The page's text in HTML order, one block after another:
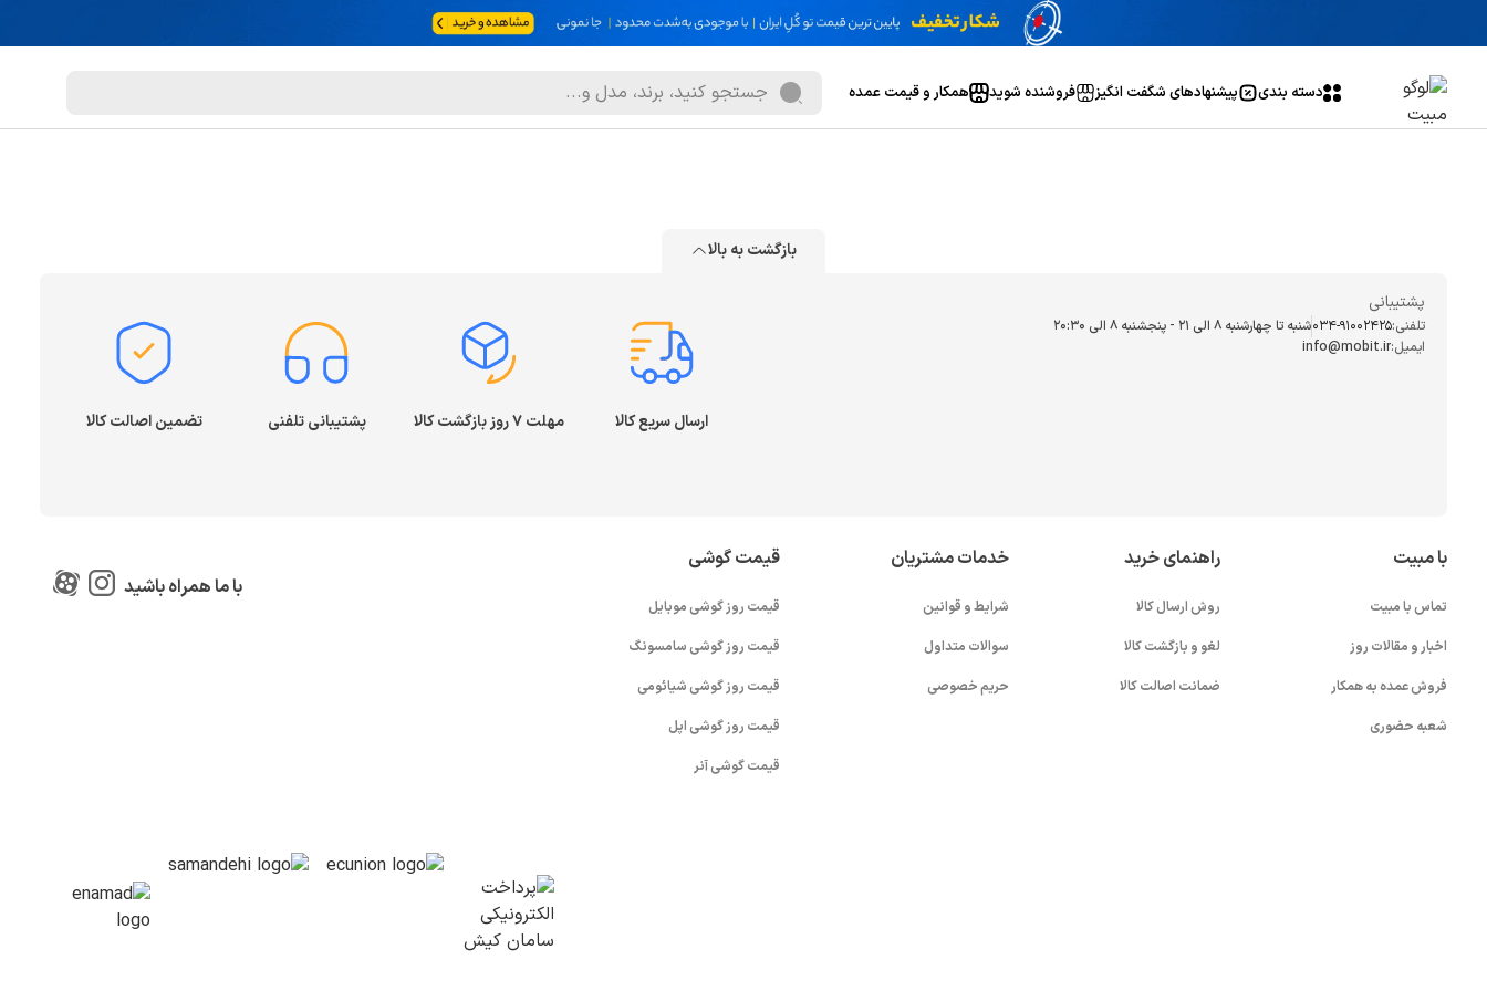
دسته بندی پیشنهاد‌های شگفت انگیز فروشنده شوید همکار و قیمت عمده
بازگشت به بالا
پشتیبانی
تلفنی:034-91002425شنبه تا چهارشنبه ۸ الی ۲۱ - پنجشنبه 8 الی ۲۰:۳۰
ایمیل:info@mobit.ir
ارسال سریع کالا مهلت ۷ روز بازگشت کالا پشتیبانی تلفنی تضمین اصالت کالا
با مبیت
تماس با مبیت
اخبار و مقالات روز
فروش عمده به همکار
شعبه حضوری
راهنمای خرید
روش ارسال کالا
لغو و بازگشت کالا
ضمانت اصالت کالا
خدمات مشتریان
شرایط و قوانین
سوالات متداول
حریم خصوصی
قیمت گوشی
قیمت روز گوشی موبایل
قیمت روز گوشی سامسونگ
قیمت روز گوشی شیائومی
قیمت روز گوشی اپل
قیمت گوشی آنر
با ما همراه باشید